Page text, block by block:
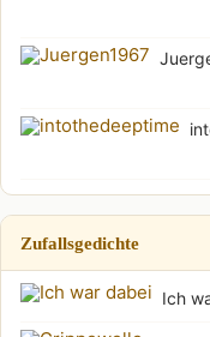
Zufallsgedichte
Ich